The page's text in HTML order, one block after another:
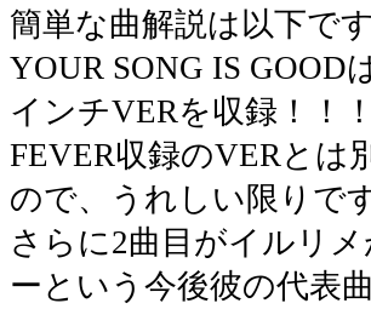
簡単な曲解説は以下です
YOUR SONG IS GOOD
インチVERを収録！！！
FEVER収録のVERとは
ので、うれしい限りで
さらに2曲目がイルリ
ーという今後彼の代表